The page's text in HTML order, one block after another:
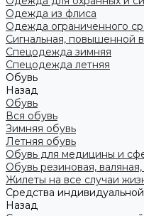
Одежда из флиса
Одежда ограниченного
Сигнальная, повышенной
Спецодежда зимняя
Спецодежда летняя
Обувь
Назад
Обувь
Вся обувь
Зимняя обувь
Летняя обувь
Обувь для медицины и
Обувь резиновая,
Жилеты на все случаи
Средства
Назад